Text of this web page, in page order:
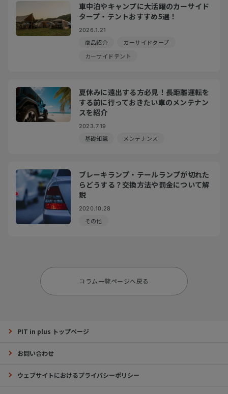
車中泊やキャンプに大活躍のカーサイド
タープ・テントおすすめ5選！
2026.1.21
商品紹介
カーサイドタープ
カーサイドテント
夏休みに遠出する方必見！長距離運転を
する前に行っておきたい車のメンテナン
スを紹介
2023.7.19
基礎知識 メンテナンス
ブレーキランプ・テールランプが切れた
らどうする？交換方法や罰金について解
説
2020.10.28
その他
コラム一覧ページへ戻る
PIT in plus トップページ
お問い合わせ
ウェブサイトにおけるプライバシーポリシー